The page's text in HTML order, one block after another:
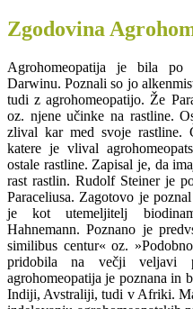
Zgodovina
Agrohomeopatija je bila po
Darwinu. Poznali so jo
tudi z agrohomeopatijo. Že
oz. njene učinke na rastline.
zlival kar med svoje rastline.
katere je vlival
ostale rastline. Zapisal je, da
rast rastlin. Rudolf Steiner je
Paraceliusa. Zagotovo je
je kot utemeljitelj
Hahnemann. Poznano je
similibus centur« oz.
pridobila na večji veljavi
agrohomeopatija je poznana in
Indiji, Avstraliji, tudi v Afriki.